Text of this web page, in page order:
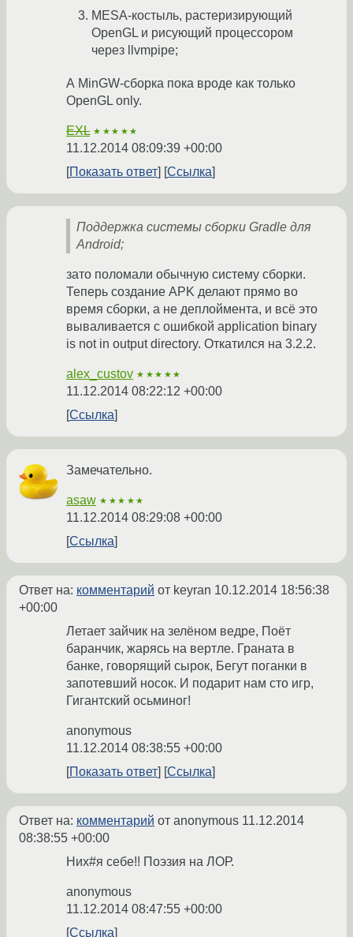
MESA-костыль, растеризирующий
OpenGL и рисующий процессором
через llvmpipe;
А MinGW-сборка пока вроде как только
OpenGL only.
EXL ★★★★★
11.12.2014 08:09:39 +00:00
Показать ответ
Ссылка
Поддержка системы сборки Gradle для
Android;
зато поломали обычную систему сборки.
Теперь создание APK делают прямо во
время сборки, а не деплоймента, и всё это
вываливается с ошибкой application binary
is not in output directory. Откатился на 3.2.2.
alex_custov ★★★★★
11.12.2014 08:22:12 +00:00
Ссылка
Замечательно.
asaw ★★★★★
11.12.2014 08:29:08 +00:00
Ссылка
Ответ на: комментарий от keyran 10.12.2014 18:56:38
+00:00
Летает зайчик на зелёном ведре, Поёт
баранчик, жарясь на вертле. Граната в
банке, говорящий сырок, Бегут поганки в
запотевший носок. И подарит нам сто игр,
Гигантский осьминог!
anonymous
11.12.2014 08:38:55 +00:00
Показать ответ
Ссылка
Ответ на: комментарий от anonymous 11.12.2014
08:38:55 +00:00
Них#я себе!! Поэзия на ЛОР.
anonymous
11.12.2014 08:47:55 +00:00
Ссылка